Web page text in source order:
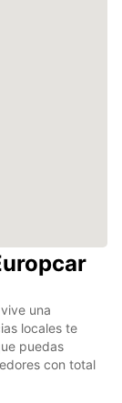
una
locales te
puedas
con total